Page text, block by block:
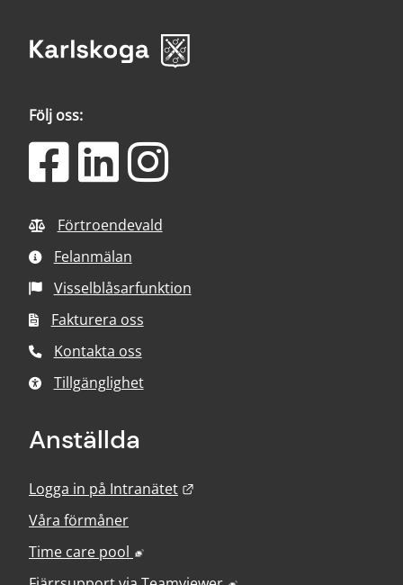
Följ oss:
Förtroendevald
Felanmälan
Visselblåsarfunktion
Fakturera oss
Kontakta oss
Tillgänglighet
Anställda
Logga in på Intranätet
Våra förmåner
Time care pool
Länk till annan webbplats, öppnas i